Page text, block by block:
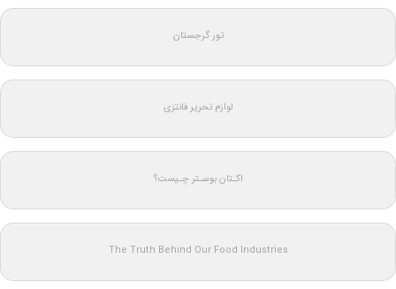
تور گرجستان
لوازم تحریر فانتزی
اکـتان بوسـتر چـیست؟
The Truth Behind Our Food Industries